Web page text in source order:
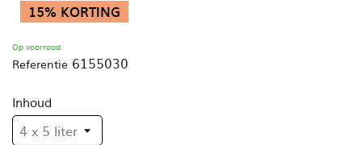
15% KORTING
Op voorraad
Referentie 6155030
Inhoud